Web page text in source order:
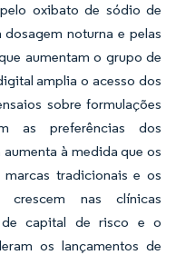
oxibato de sódio de
noturna e pelas
aumentam o grupo de
amplia o acesso dos
sobre formulações
as preferências dos
à medida que os
tradicionais e os
crescem nas clínicas
de capital de risco e o
os lançamentos de